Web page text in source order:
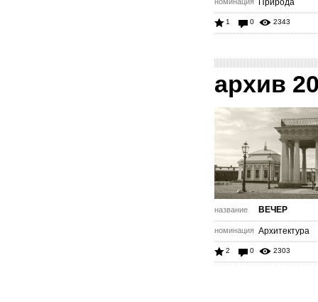
Природа
1 0 2343
архив
название ВЕЧЕР
номинация Архитектура
2 0 2303